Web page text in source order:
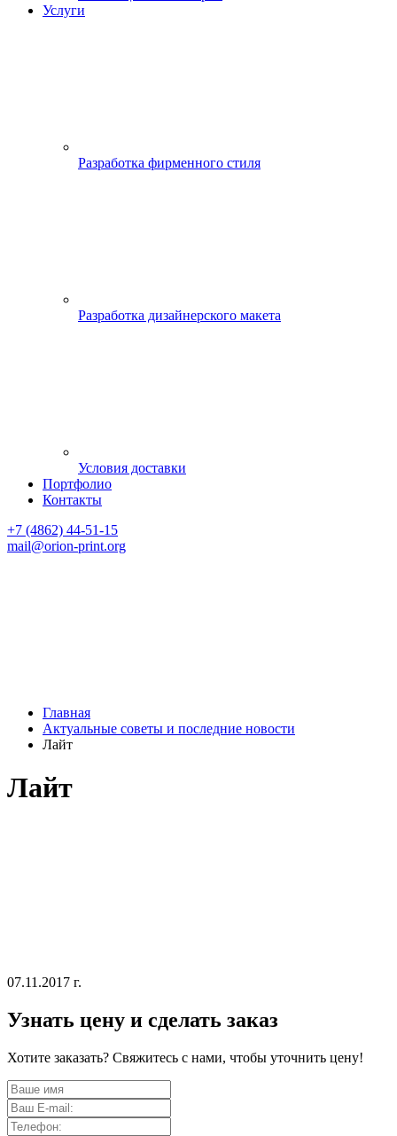
Услуги
Разработка фирменного стиля
Разработка дизайнерского макета
Условия доставки
Портфолио
Контакты
+7 (4862) 44-51-15
mail@orion-print.org
Главная
Актуальные советы и последние новости
Лайт
Лайт
07.11.2017 г.
Узнать цену и сделать заказ
Хотите заказать? Свяжитесь с нами, чтобы уточнить цену!